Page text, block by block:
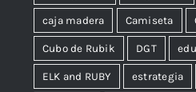
caja madera Camiseta
Cubo de Rubik DGT
ELK and RUBY estrategia